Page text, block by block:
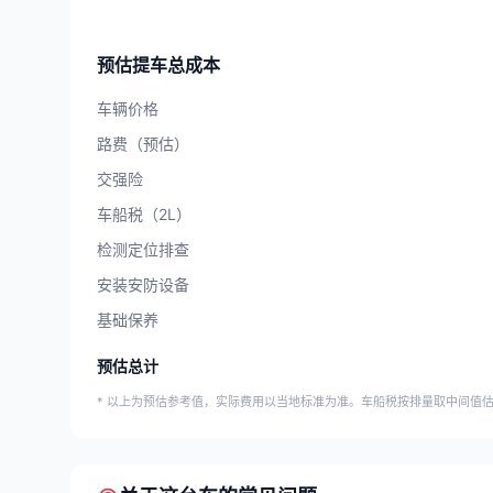
预估提车总成本
车辆价格
路费（预估）
交强险
车船税（2L）
检测定位排查
安装安防设备
基础保养
预估总计
* 以上为预估参考值，实际费用以当地标准为准。车船税按排量取中间值估